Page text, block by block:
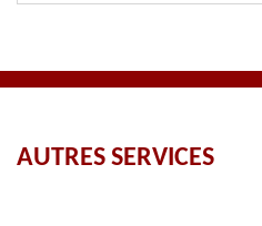
AUTRES SERVICES